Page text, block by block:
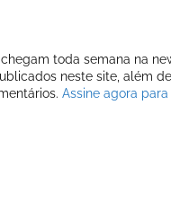
toda semana na
neste site, além
Assine agora